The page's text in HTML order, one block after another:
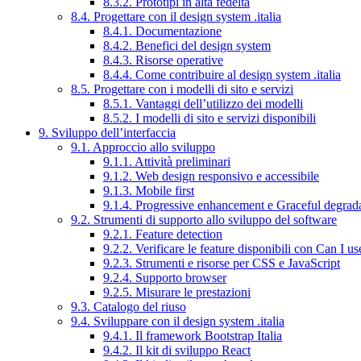
8.4. Progettare con il design system .italia
8.4.1. Documentazione
8.4.2. Benefici del design system
8.4.3. Risorse operative
8.4.4. Come contribuire al design system .italia
8.5. Progettare con i modelli di sito e servizi
8.5.1. Vantaggi dell’utilizzo dei modelli
8.5.2. I modelli di sito e servizi disponibili
9. Sviluppo dell’interfaccia
9.1. Approccio allo sviluppo
9.1.1. Attività preliminari
9.1.2. Web design responsivo e accessibile
9.1.3. Mobile first
9.1.4. Progressive enhancement e Graceful
9.2. Strumenti di supporto allo sviluppo del software
9.2.1. Feature detection
9.2.2. Verificare le feature disponibili con Can I
9.2.3. Strumenti e risorse per CSS e JavaScript
9.2.4. Supporto browser
9.2.5. Misurare le prestazioni
9.3. Catalogo del riuso
9.4. Sviluppare con il design system .italia
9.4.1. Il framework Bootstrap Italia
9.4.2. Il kit di sviluppo React